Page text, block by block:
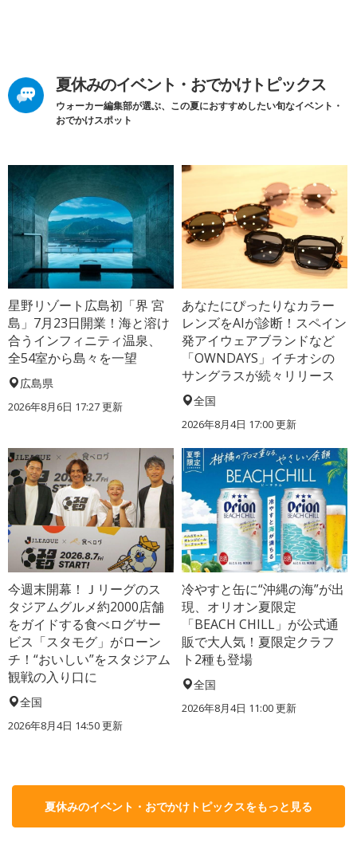
夏休みのイベント・おでかけトピックス
ウォーカー編集部が選ぶ、この夏におすすめしたい旬なイベント・
おでかけスポット
星野リゾート広島初「界 宮
島」7月23日開業！海と溶け
合うインフィニティ温泉、
全54室から島々を一望
広島県
2026年8月6日 17:27更新
あなたにぴったりなカラー
レンズをAIが診断！スペイン
発アイウェアブランドなど
「OWNDAYS」イチオシの
サングラスが続々リリース
全国
2026年8月4日 17:00更新
今週末開幕！Ｊリーグのス
タジアムグルメ約2000店舗
をガイドする食べログサー
ビス「スタモグ」がローン
チ！“おいしい”をスタジアム
観戦の入り口に
全国
2026年8月4日 14:50更新
冷やすと缶に“沖縄の海”が出
現、オリオン夏限定
「BEACH CHILL」が公式通
販で大人気！夏限定クラフ
ト2種も登場
全国
2026年8月4日 11:00更新
夏休みのイベント・おでかけトピックスをもっと見る